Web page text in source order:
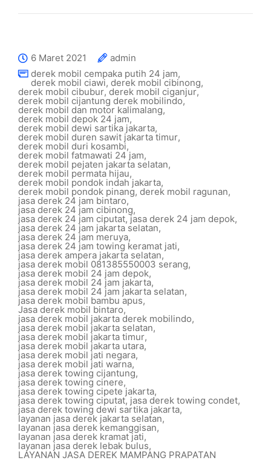
6 Maret 2021
admin
derek mobil cempaka putih 24 jam,
derek mobil ciawi, derek mobil cibinong,
derek mobil cibubur,derek mobil ciganjur,
derek mobil cijantung derek mobilindo,
derek mobil dan motor kalimalang,
derek mobil depok 24 jam,
derek mobil dewi sartika jakarta,
derek mobil duren sawit jakarta timur,
derek mobil duri kosambi,
derek mobil fatmawati 24 jam,
derek mobil pejaten jakarta selatan,
derek mobil permata hijau,
derek mobil pondok indah jakarta,
derek mobil pondok pinang, derek mobil ragunan,
jasa derek 24 jam bintaro,
jasa derek 24 jam cibinong,
jasa derek 24 jam ciputat,jasa derek 24 jam depok,
jasa derek 24 jam jakarta selatan,
jasa derek 24 jam meruya,
jasa derek 24 jam towing keramat jati,
jasa derek ampera jakarta selatan,
jasa derek mobil 081385550003 serang,
jasa derek mobil 24 jam depok,
jasa derek mobil 24 jam jakarta,
jasa derek mobil 24 jam jakarta selatan,
jasa derek mobil bambu apus,
Jasa derek mobil bintaro,
jasa derek mobil jakarta derek mobilindo,
jasa derek mobil jakarta selatan,
jasa derek mobil jakarta timur,
jasa derek mobil jakarta utara,
jasa derek mobil jati negara,
jasa derek mobil jati warna,
jasa derek towing cijantung,
jasa derek towing cinere,
jasa derek towing cipete jakarta,
jasa derek towing ciputat, jasa derek towing condet,
jasa derek towing dewi sartika jakarta,
layanan jasa derek jakarta selatan,
layanan jasa derek kemanggisan,
layanan jasa derek kramat jati,
layanan jasa derek lebak bulus,
LAYANAN JASA DEREK MAMPANG PRAPATAN